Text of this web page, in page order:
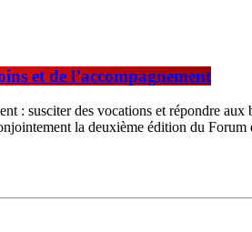
et de l’accompagnement
: susciter des vocations et répondre
la deuxième édition du Forum